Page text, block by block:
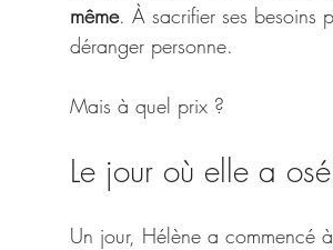
même. À sacrifier ses besoins
déranger personne.
Mais à quel prix ?
Le jour où elle a
Un jour, Hélène a commencé